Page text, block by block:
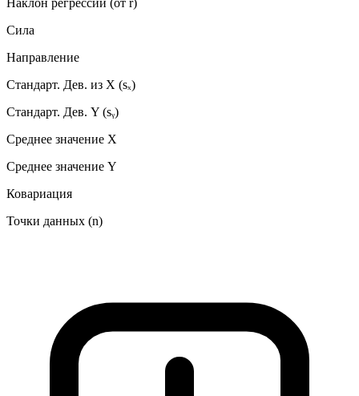
Сила
Направление
Стандарт. Дев. из X (sₓ)
Стандарт. Дев. Y (sᵧ)
Среднее значение X
Среднее значение Y
Ковариация
Точки данных (n)